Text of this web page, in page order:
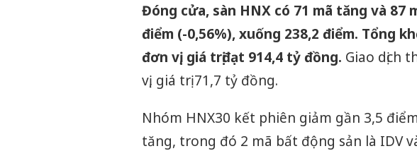
Đóng cửa, sàn HNX có 71 mã tăng và 87
điểm (-0,56%), xuống 238,2 điểm. Tổng
đơn vị, giá trịđạt 914,4 tỷ đồng. Giao dịch
vị, giá trị 71,7 tỷ đồng.
Nhóm HNX30 kết phiên giảm gần 3,5
tăng, trong đó 2 mã bất động sản là IDV